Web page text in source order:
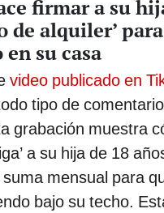
firmar a su
de alquiler’
su casa
video publicado en
tipo de
grabación muestra
a su hija de 18
mensual para
bajo su techo.